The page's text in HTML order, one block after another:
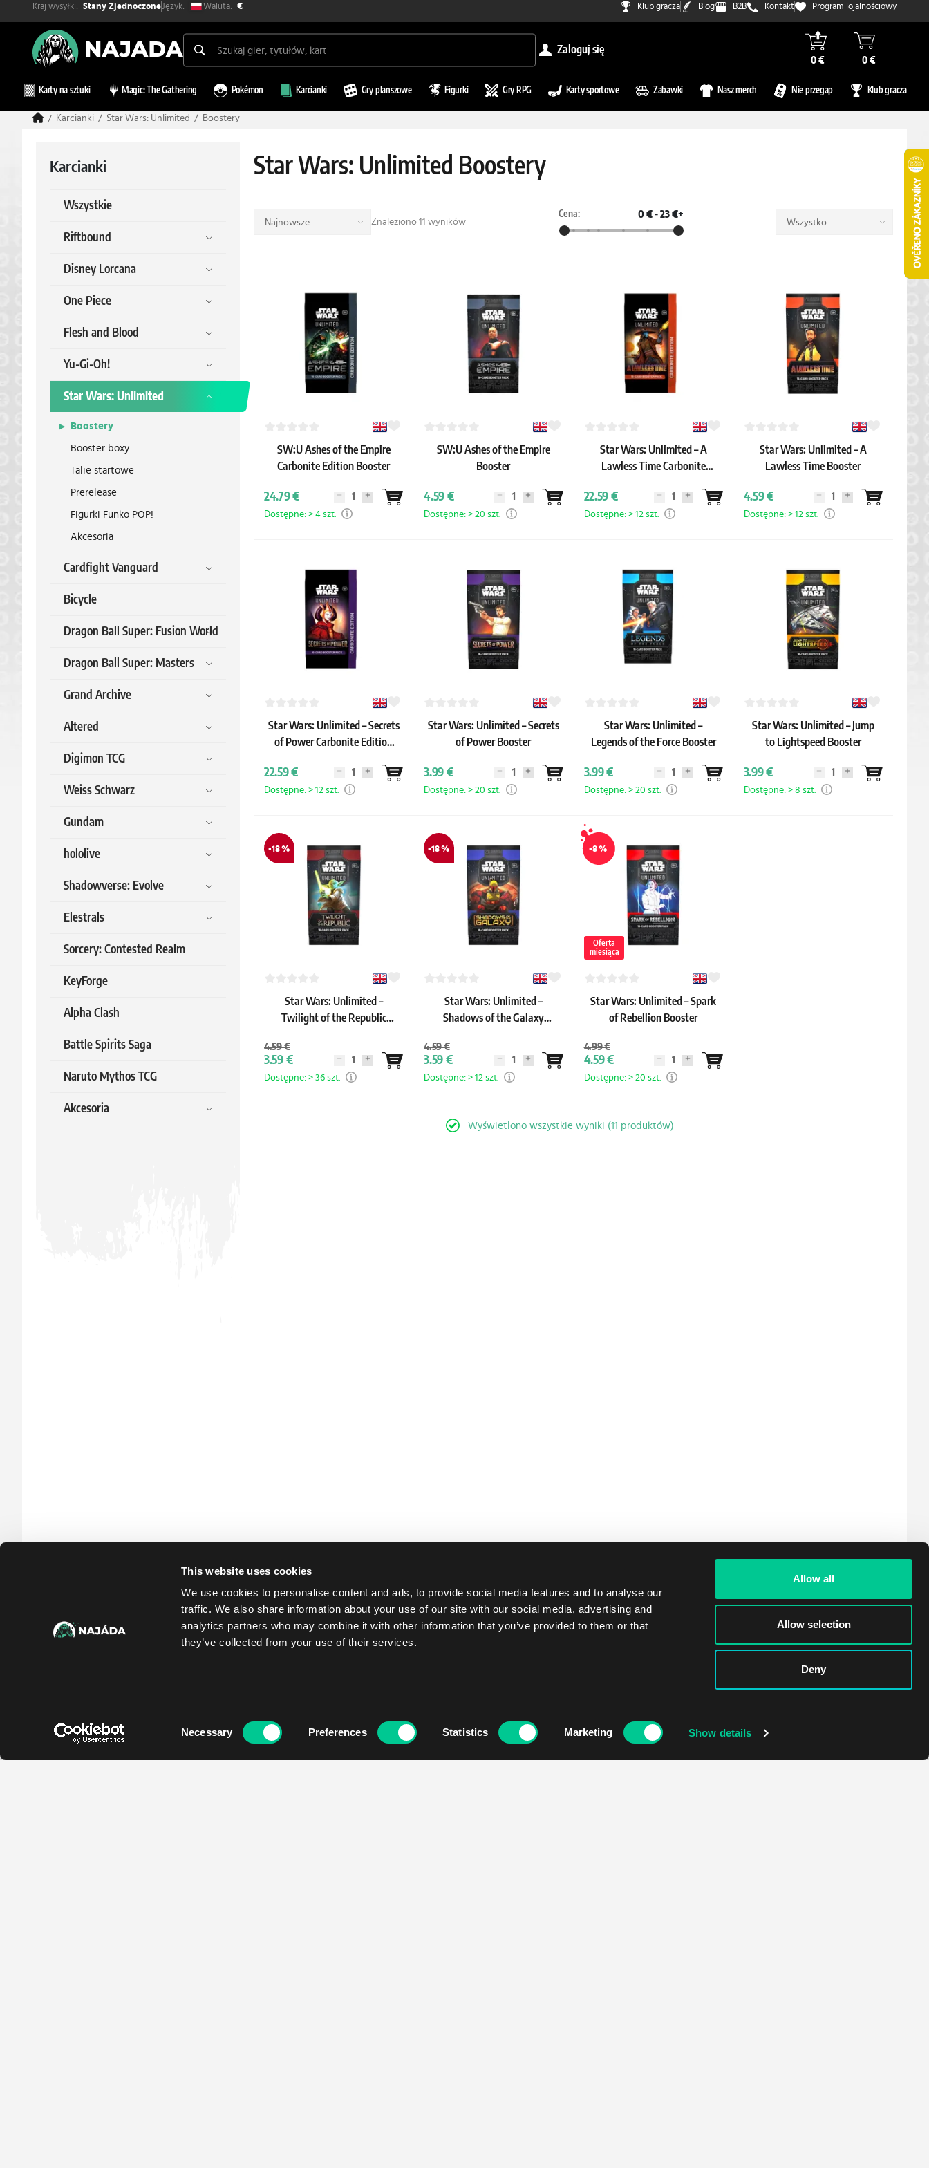
This website uses cookies
We use cookies to personalise content and ads, to provide social media features and to analyse our
traffic. We also share information about your use of our site with our social media, advertising and
analytics partners who may combine it with other information that you’ve provided to them or that
they’ve collected from your use of their services.
Necessary Preferences Statistics Marketing Show details
Allow all
Allow selection
Deny
Kraj wysyłki: Stany ZjednoczoneJęzyk: Waluta: € Klub gracza Blog B2B Kontakt Program lojalnościowy
zaloguj się
0 € 0 €
Karty na sztuki Magic: The Gathering Pokémon Karcianki Gry planszowe Figurki Gry RPG Karty sportowe Zabawki Nasz merch Nie przegap Klub gracza
Karcianki Star Wars: Unlimited Boostery
Karcianki
Wszystkie
Riftbound
Disney Lorcana
One Piece
Flesh and Blood
Yu-Gi-Oh!
Star Wars: Unlimited
Boostery
Booster boxy
Talie startowe
Prerelease
Figurki Funko POP!
Akcesoria
Cardfight Vanguard
Bicycle
Dragon Ball Super: Fusion World
Dragon Ball Super: Masters
Grand Archive
Altered
Digimon TCG
Weiss Schwarz
Gundam
hololive
Shadowverse: Evolve
Elestrals
Sorcery: Contested Realm
KeyForge
Alpha Clash
Battle Spirits Saga
Naruto Mythos TCG
Akcesoria
Star Wars: Unlimited Boostery
Najnowsze Znaleziono 11 wyników
Cena: 0 € -23 €+
Wszystko
SW:U Ashes of the Empire
Carbonite Edition Booster
24.79 €
Dostępne: > 4 szt.
SW:U Ashes of the Empire
Booster
4.59 €
Dostępne: > 20 szt.
Star Wars: Unlimited – A
Lawless Time Carbonite
22.59 €
Dostępne: > 12 szt.
Star Wars: Unlimited – A
Lawless Time Booster
4.59 €
Dostępne: > 12 szt.
Star Wars: Unlimited – Secrets
of Power Carbonite Edition
22.59 €
Dostępne: > 12 szt.
Star Wars: Unlimited – Secrets
of Power Booster
3.99 €
Dostępne: > 20 szt.
Star Wars: Unlimited –
Legends of the Force Booster
3.99 €
Dostępne: > 20 szt.
Star Wars: Unlimited – Jump
to Lightspeed Booster
3.99 €
Dostępne: > 8 szt.
-18 %
Star Wars: Unlimited –
Twilight of the Republic
4.59 €
3.59 €
Dostępne: > 36 szt.
-18 %
Star Wars: Unlimited –
Shadows of the Galaxy
4.59 €
3.59 €
Dostępne: > 12 szt.
-8 %
Oferta
miesiąca
Star Wars: Unlimited – Spark
of Rebellion Booster
4.99 €
4.59 €
Dostępne: > 20 szt.
Wyświetlono wszystkie wyniki (11 produktów)